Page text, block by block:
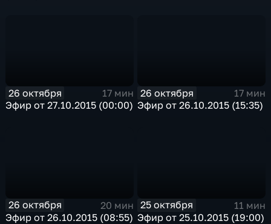
26 октября
17 мин
Эфир от 27.10.2015 (00:00)
26 октября
17 мин
Эфир от 26.10.2015 (15:35)
26 октября
20 мин
Эфир от 26.10.2015 (08:55)
25 октября
11 мин
Эфир от 25.10.2015 (19:00)